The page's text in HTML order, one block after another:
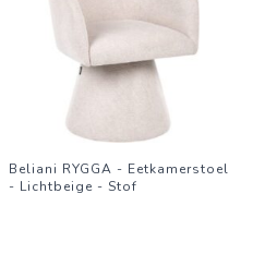
Beliani RYGGA - Eetkamerstoel
- Lichtbeige - Stof